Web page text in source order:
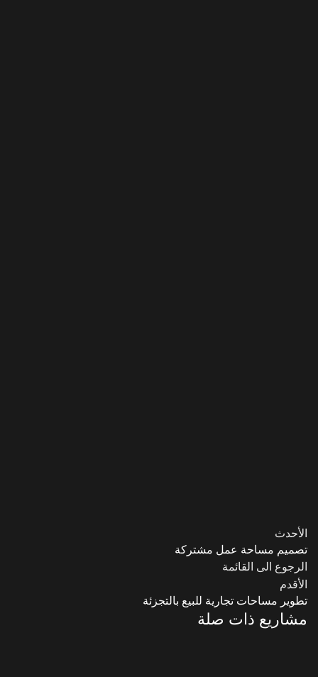
الأحدث
تصميم مساحة عمل مشتركة
الرجوع الى القائمة
الأقدم
تطوير مساحات تجارية للبيع بالتجزئة
مشاريع ذات صلة